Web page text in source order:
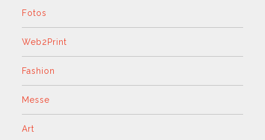
Fotos
Web2Print
Fashion
Messe
Art